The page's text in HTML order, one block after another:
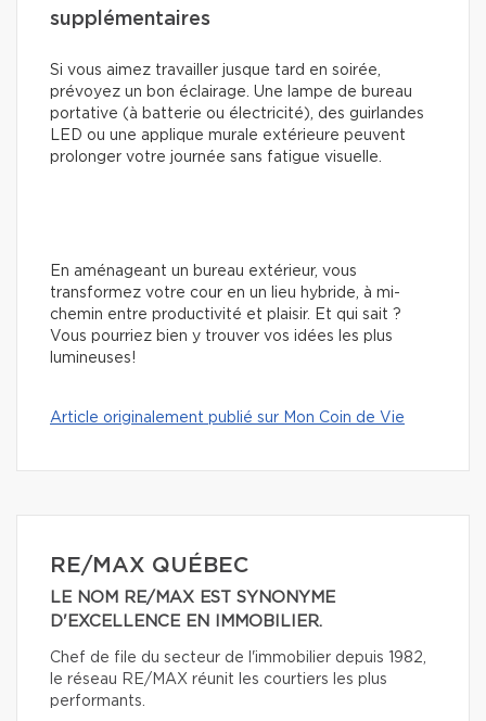
supplémentaires
Si vous aimez travailler jusque tard en soirée,
prévoyez un bon éclairage. Une lampe de bureau
portative (à batterie ou électricité), des guirlandes
LED ou une applique murale extérieure peuvent
prolonger votre journée sans fatigue visuelle.
En aménageant un bureau extérieur, vous
transformez votre cour en un lieu hybride, à mi-
chemin entre productivité et plaisir. Et qui sait ?
Vous pourriez bien y trouver vos idées les plus
lumineuses!
Article originalement publié sur Mon Coin de Vie
RE/MAX QUÉBEC
LE NOM RE/MAX EST SYNONYME
D'EXCELLENCE EN IMMOBILIER.
Chef de file du secteur de l'immobilier depuis 1982,
le réseau RE/MAX réunit les courtiers les plus
performants.